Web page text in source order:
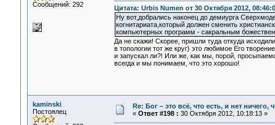
Сообщений: 292
Цитата: Urbis Numen от 30 Октября 2012,
Ну вот,добрались наконец до демиурга
когнитариата,который должен сменить
компьютерных программ - сакральным
Да не скажи! Скорее, пришли туда откуда
в топологии тот же круг) это любимое Его
и запускал ли?! Или же, как мы, порой,
всегда и мы понимаем, что это хорошо!
kaminski
Постоялец
Re: Бог – это всё, что есть, и нет
« Ответ #198 : 30 Октября 2012, 10:18:13 »